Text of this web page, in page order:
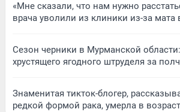
«Мне сказали, что нам нужно
врача уволили из клиники из-за мата
Сезон черники в Мурманской
хрустящего ягодного штруделя за
Знаменитая тикток-блогер,
редкой формой рака, умерла в